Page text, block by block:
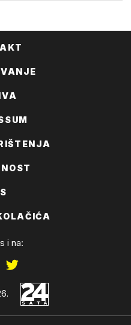
i na: